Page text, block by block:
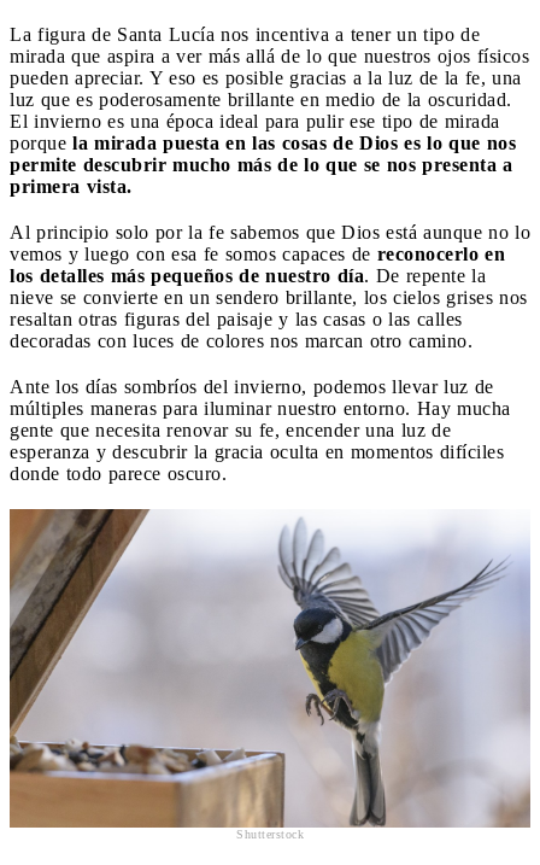
La figura de Santa Lucía nos incentiva a tener un tipo de
mirada que aspira a ver más allá de lo que nuestros ojos físicos
pueden apreciar. Y eso es posible gracias a la luz de la fe, una
luz que es poderosamente brillante en medio de la oscuridad.
El invierno es una época ideal para pulir ese tipo de mirada
porque la mirada puesta en las cosas de Dios es lo que nos
permite descubrir mucho más de lo que se nos presenta a
primera vista.
Al principio solo por la fe sabemos que Dios está aunque no lo
vemos y luego con esa fe somos capaces de reconocerlo en
los detalles más pequeños de nuestro día. De repente la
nieve se convierte en un sendero brillante, los cielos grises nos
resaltan otras figuras del paisaje y las casas o las calles
decoradas con luces de colores nos marcan otro camino.
Ante los días sombríos del invierno, podemos llevar luz de
múltiples maneras para iluminar nuestro entorno. Hay mucha
gente que necesita renovar su fe, encender una luz de
esperanza y descubrir la gracia oculta en momentos difíciles
donde todo parece oscuro.
Shutterstock